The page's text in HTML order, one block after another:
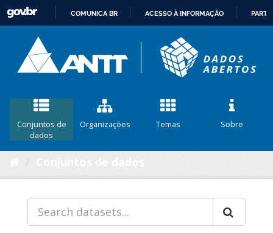
CONTEÚDO
COMUNICA BR ACESSO À INFORMAÇÃO
Conjuntos de
dados
Organizações Temas Sobre